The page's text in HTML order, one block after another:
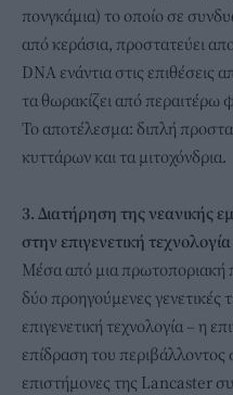
πονγκάμια) το οποίο σε
από κεράσια, προστατεύει
DNA ενάντια στις επιθέσεις
τα θωρακίζει από περαιτέρω
Το αποτέλεσμα: διπλή
κυττάρων και τα μιτοχόνδρια.
3. Διατήρηση της νεανικής
στην επιγενετική τεχνολογία
Μέσα από μια πρωτοποριακή
δύο προηγούμενες γενετικές
επιγενετική τεχνολογία – η
επίδραση του
επιστήμονες της Lancaster